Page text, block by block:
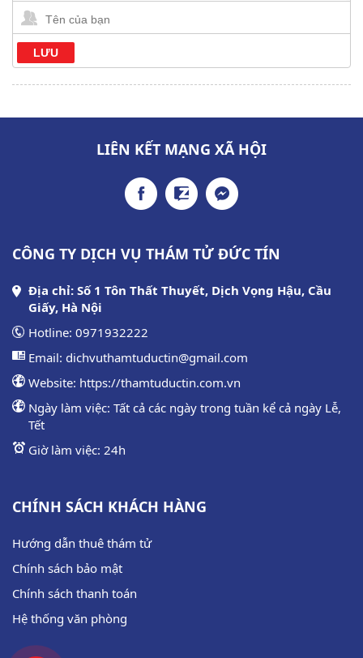
LIÊN KẾT MẠNG XÃ HỘI
CÔNG TY DỊCH VỤ THÁM TỬ ĐỨC TÍN
Địa chỉ: Số 1 Tôn Thất Thuyết, Dịch Vọng Hậu, Cầu
Giấy, Hà Nội
Hotline: 0971932222
Email: dichvuthamtuductin@gmail.com
Website: https://thamtuductin.com.vn
Ngày làm việc: Tất cả các ngày trong tuần kể cả ngày Lễ,
Tết
Giờ làm việc: 24h
CHÍNH SÁCH KHÁCH HÀNG
Hướng dẫn thuê thám tử
Chính sách bảo mật
Chính sách thanh toán
Hệ thống văn phòng